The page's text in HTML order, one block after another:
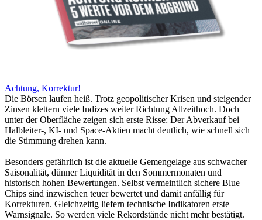
Achtung, Korrektur!
Die Börsen laufen heiß. Trotz geopolitischer Krisen und steigender
Zinsen klettern viele Indizes weiter Richtung Allzeithoch. Doch
unter der Oberfläche zeigen sich erste Risse: Der Abverkauf bei
Halbleiter-, KI- und Space-Aktien macht deutlich, wie schnell sich
die Stimmung drehen kann.
Besonders gefährlich ist die aktuelle Gemengelage aus schwacher
Saisonalität, dünner Liquidität in den Sommermonaten und
historisch hohen Bewertungen. Selbst vermeintlich sichere Blue
Chips sind inzwischen teuer bewertet und damit anfällig für
Korrekturen. Gleichzeitig liefern technische Indikatoren erste
Warnsignale. So werden viele Rekordstände nicht mehr bestätigt.